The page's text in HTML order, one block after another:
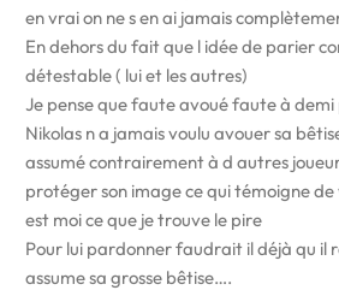
en vrai on ne s en ai jamais
En dehors du fait que l idée de parier
détestable ( lui et les autres)
Je pense que faute avoué faute à
Nikolas n a jamais voulu avouer sa
assumé contrairement à d autres
protéger son image ce qui témoigne de
est moi ce que je trouve le pire
Pour lui pardonner faudrait il déjà qu il
assume sa grosse bêtise….